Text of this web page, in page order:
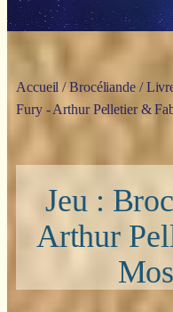
Accueil /Brocéliande/
Fury - Arthur Pelletier &
Jeu :
Arthur